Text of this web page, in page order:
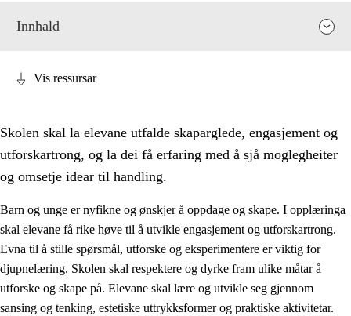
Innhald
1. Verdigrunnlaget i opplæringa
1.1 Menneskeverdet
Identitet og kulturelt mangfald
Vis ressursar
Skolen skal la elevane utfalde skaparglede, engasjement og
utforskartrong, og la dei få erfaring med å sjå moglegheiter
og omsetje idear til handling.
Barn og unge er nyfikne og ønskjer å oppdage og skape. I opplæringa
skal elevane få rike høve til å utvikle engasjement og utforskartrong.
Evna til å stille spørsmål, utforske og eksperimentere er viktig for
djupnelæring. Skolen skal respektere og dyrke fram ulike måtar å
utforske og skape på. Elevane skal lære og utvikle seg gjennom
sansing og tenking, estetiske uttrykksformer og praktiske aktivitetar.